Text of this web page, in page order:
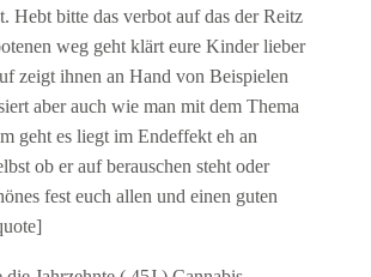
Hebt bitte das verbot auf das der Reitz
weg geht klärt eure Kinder lieber
zeigt ihnen an Hand von Beispielen
aber auch wie man mit dem Thema
geht es liegt im Endeffekt eh an
ob er auf berauschen steht oder
fest euch allen und einen guten